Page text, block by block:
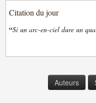
Citation du jour
“Si un arc-en-ciel dure un
Auteurs